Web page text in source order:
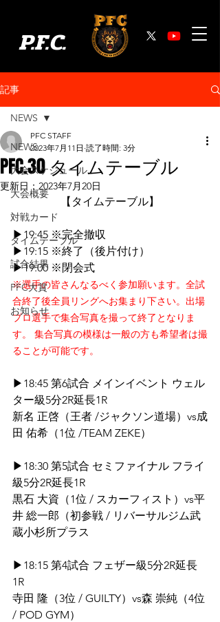
P.F.C.
記事
NEWS
大会スケジュール
大会概要
対戦カード
タイムテーブル
試合結果
PFC大賞
お知らせ
NEWS
PFC.30 タイムテーブル
PFC STAFF
2023年7月11日 読了時間: 3分
更新日： 2023年7月20日
【タイムテーブル】
▶19:45 ※完全撤収
▶19:15 ※終了（後片付け）
▶19:00 ※閉会式
※選手の皆さんなるべく参加願います。全試
合終了後全員リングへお集まり下さい。出場
プロ選手で集合写真を撮って終了となりま
す。 集合写真の模様は一般の方も希望者は撮
ることが可能です。
▶18:45 第6試合 メインイベント ウェル
ター級5分2R延長1R
新名 正啓（王者 /ジャクソン道場）vs成
田 佑希（1位 /TEAM ZEKE）
▶18:30 第5試合 セミファイナル フライ
級5分2R延長1R
黒石 大資（1位 / スカーフィスト）vs平
井 総一郎（初参戦 / リバーサルジム武
蔵小杉所プラス
▶18:15 第4試合 フェザー級5分2R延長
1R
寺田 隆（3位 / GUILTY）vs森 崇純（4位
/ POD GYM）